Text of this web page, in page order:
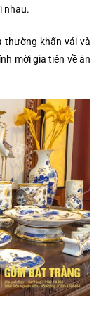
nhau.
thường khấn vái và
mời gia tiên về ăn